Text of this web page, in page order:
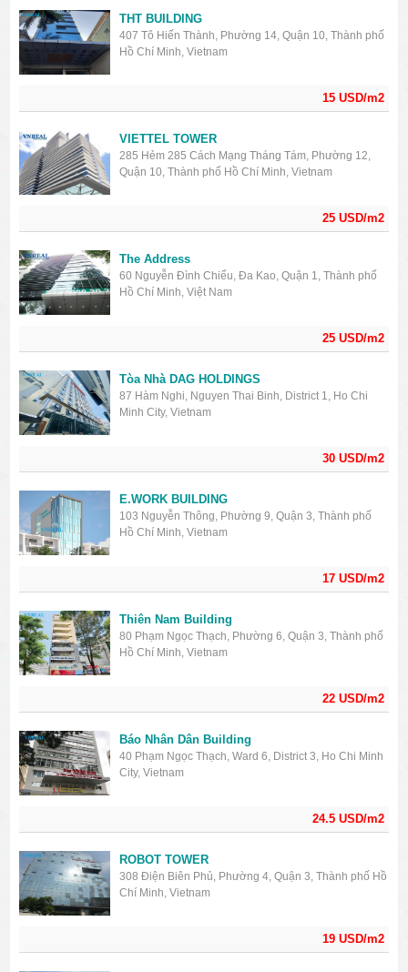
15 USD/m2
THT BUILDING
407 Tô Hiến Thành, Phường 14, Quận 10, Thành phố
Hồ Chí Minh, Vietnam
25 USD/m2
VIETTEL TOWER
285 Hẻm 285 Cách Mạng Tháng Tám, Phường 12,
Quận 10, Thành phố Hồ Chí Minh, Vietnam
25 USD/m2
The Address
60 Nguyễn Đình Chiểu, Đa Kao, Quận 1, Thành phố
Hồ Chí Minh, Việt Nam
30 USD/m2
Tòa Nhà DAG HOLDINGS
87 Hàm Nghi, Nguyen Thai Binh, District 1, Ho Chi
Minh City, Vietnam
17 USD/m2
E.WORK BUILDING
103 Nguyễn Thông, Phường 9, Quận 3, Thành phố
Hồ Chí Minh, Vietnam
22 USD/m2
Thiên Nam Building
80 Phạm Ngọc Thạch, Phường 6, Quận 3, Thành phố
Hồ Chí Minh, Vietnam
24.5 USD/m2
Báo Nhân Dân Building
40 Phạm Ngọc Thạch, Ward 6, District 3, Ho Chi Minh
City, Vietnam
19 USD/m2
ROBOT TOWER
308 Điện Biên Phủ, Phường 4, Quận 3, Thành phố Hồ
Chí Minh, Vietnam